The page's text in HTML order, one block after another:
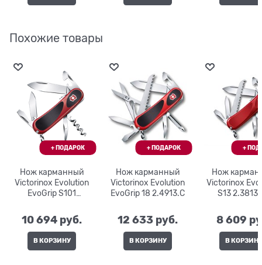
Похожие товары
Нож карманный
Victorinox Evolution
EvoGrip S101
10 694 руб.
В КОРЗИНУ
Нож карманный
Victorinox Evolution
EvoGrip 18 2.4913.C
12 633 руб.
В КОРЗИНУ
Нож
Victorinox
S13
8 609
В КОРЗИНУ